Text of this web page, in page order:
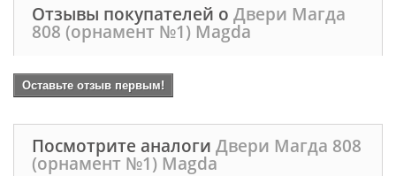
Отзывы покупателей о Двери Магда
808 (орнамент №1) Magda
Оставьте отзыв первым!
Посмотрите аналоги Двери Магда 808
(орнамент №1) Magda